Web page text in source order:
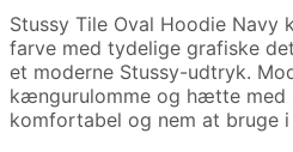
Stussy Tile Oval Hoodie Navy
farve med tydelige grafiske
et moderne Stussy-udtryk.
kængurulomme og hætte med
komfortabel og nem at bruge i